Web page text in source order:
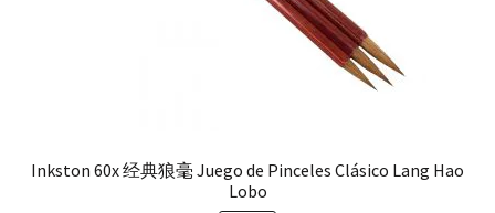
Inkston 60x 经典狼毫 Juego de Pinceles Clásico Lang Hao
Lobo